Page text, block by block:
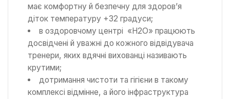
має комфортну й безпечну для здоров’я
діток температуру +32 градуси;
в оздоровчому центрі «Н2О» працюють
досвідчені й уважні до кожного відвідувача
тренери, яких вдячні вихованці називають
крутими;
дотримання чистоти та гігієни в такому
комплексі відмінне, а його інфраструктура